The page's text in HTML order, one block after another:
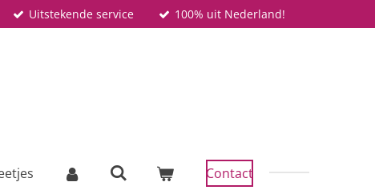
Uitstekende service 100% uit Nederland!
Contact